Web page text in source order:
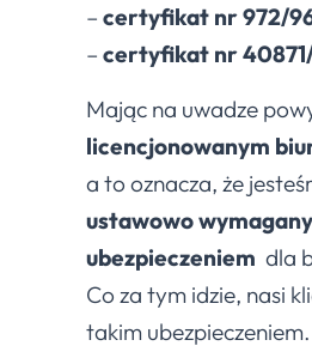
– certyfikat nr 972/
– certyfikat nr
Mając na uwadze
licencjonowanym
a to oznacza, że
ustawowo
ubezpieczeniem dla
Co za tym idzie, nasi
takim ubezpieczeniem.